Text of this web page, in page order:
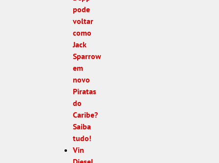
pode
voltar
como
Jack
Sparrow
em
novo
Piratas
do
Caribe?
Saiba
tudo!
Vin